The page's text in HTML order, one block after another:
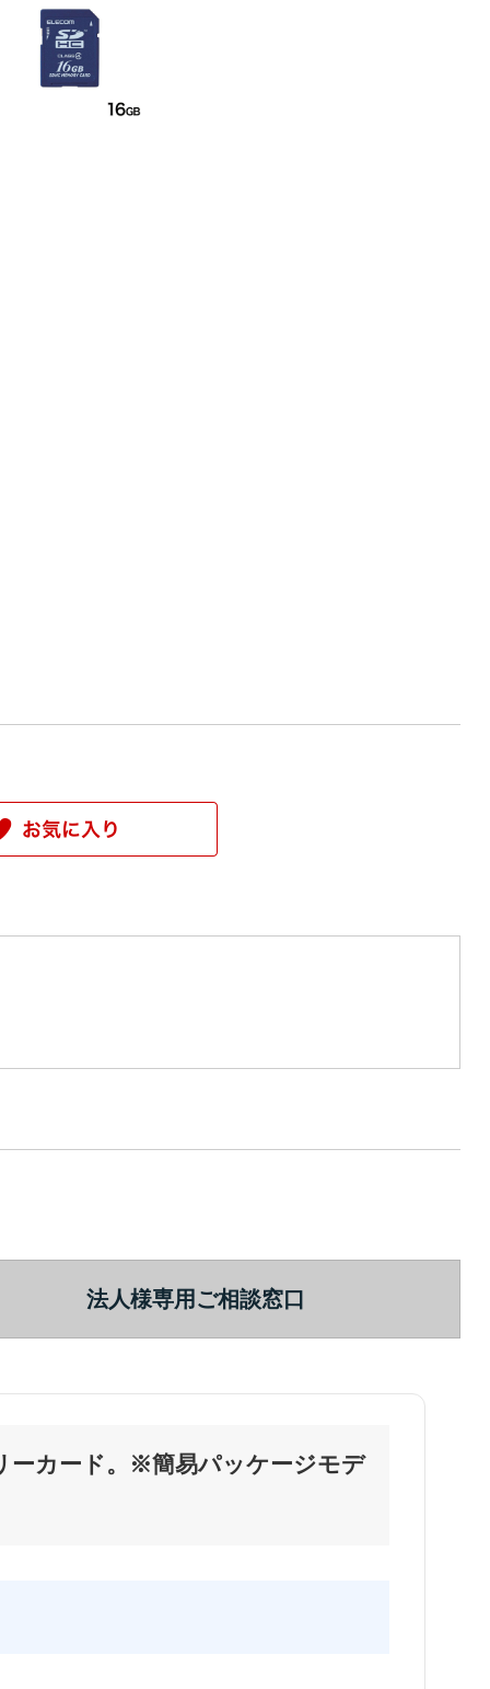
法人様専用ご相談窓口
ーカード。※簡易パッケージモデ